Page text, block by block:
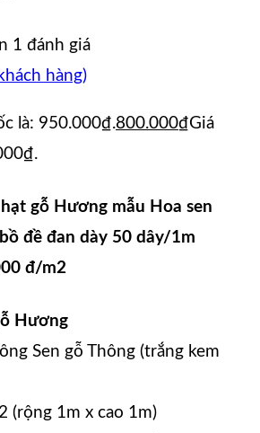
1 đánh giá
hàng)
là: 950.000₫.800.000₫Giá
gỗ Hương mẫu Hoa sen
đề đan dày 50 dây/1m
đ/m2
ỗ Hương
Sen gỗ Thông (trắng kem
(rộng 1m x cao 1m)